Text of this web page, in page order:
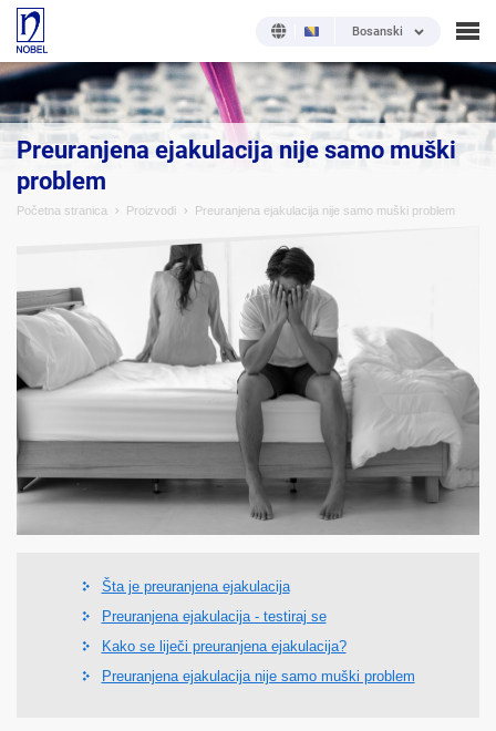
Bosanski
Preuranjena ejakulacija nije samo muški
problem
Početna stranica Proizvodi Preuranjena ejakulacija nije samo muški problem
Šta je preuranjena ejakulacija
Preuranjena ejakulacija - testiraj se
Kako se liječi preuranjena ejakulacija?
Preuranjena ejakulacija nije samo muški problem